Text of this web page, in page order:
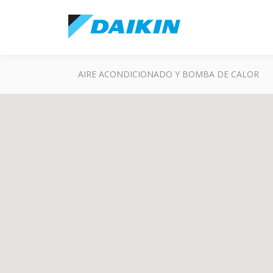
AIRE ACONDICIONADO Y BOMBA DE CALOR